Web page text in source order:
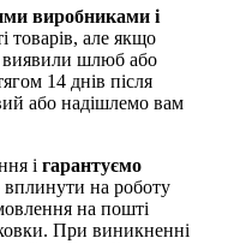
виробниками і
товарів, але якщо
виявили шлюб або
14 днів після
або надішлемо вам
і гарантуємо
на роботу
на пошті
При виникненні